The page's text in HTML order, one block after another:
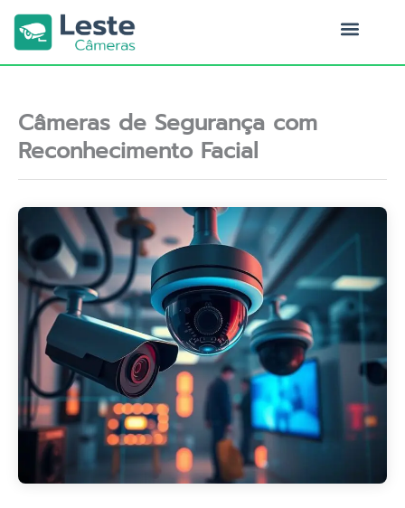
para
conteúdo
Câmeras de Segurança com
Reconhecimento Facial